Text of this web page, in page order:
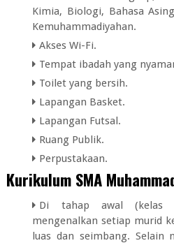
Kimia, Biologi, Bahasa
Kemuhammadiyahan.
Akses Wi-Fi.
Tempat ibadah yang
Toilet yang bersih.
Lapangan Basket.
Lapangan Futsal.
Ruang Publik.
Perpustakaan.
Kurikulum SMA
Di tahap awal (kelas
mengenalkan setiap murid
luas dan seimbang. Selain